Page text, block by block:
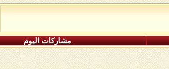
مشاركات اليوم